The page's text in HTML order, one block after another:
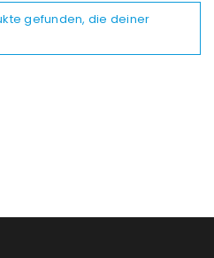
gefunden, die deiner